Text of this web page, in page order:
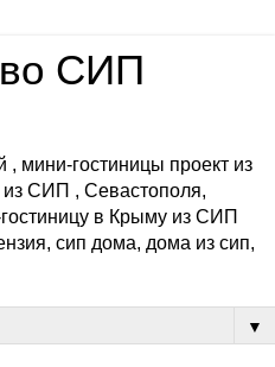
СИП
мини-гостиницы проект из
СИП , Севастополя,
в Крыму из СИП
сип дома, дома из сип,
▼